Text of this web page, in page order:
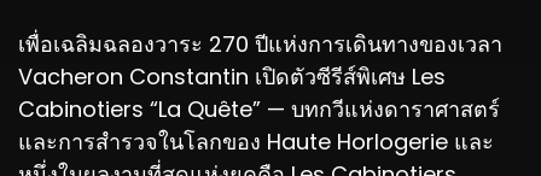
เพื่อเฉลิมฉลองวาระ 270 ปีแห่งการเดินทางของเวลา
Vacheron Constantin เปิดตัวซีรีส์พิเศษ Les
Cabinotiers “La Quête” — บทกวีแห่งดาราศาสตร์
และการสำรวจในโลกของ Haute Horlogerie และ